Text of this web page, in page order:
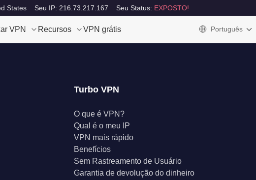
States Seu IP: 216.73.217.167 Seu Status: EXPOSTO!
VPN Recursos VPN grátis Português
Turbo VPN
O que é VPN?
Qual é o meu IP
VPN mais rápido
Benefícios
Sem Rastreamento de Usuário
Garantia de devolução do dinheiro